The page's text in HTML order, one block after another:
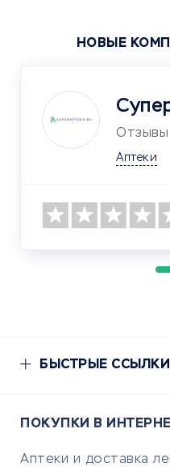
НОВЫЕ
Отзывы
Аптеки
БЫСТРЫЕ ССЫЛКИ
ПОКУПКИ В
Аптеки и доставка